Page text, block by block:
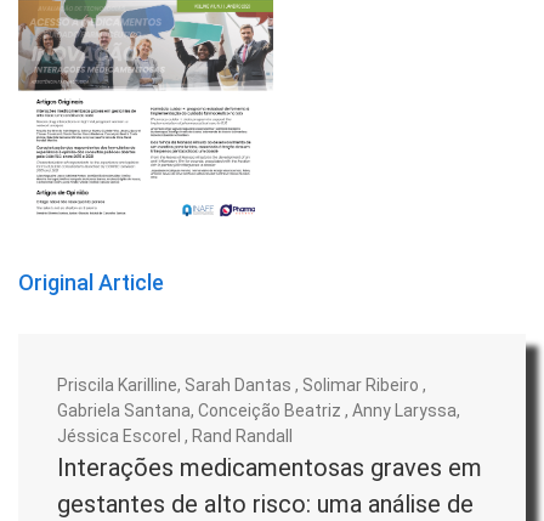
Original Article
Priscila Karilline, Sarah Dantas , Solimar Ribeiro ,
Gabriela Santana, Conceição Beatriz , Anny Laryssa,
Jéssica Escorel , Rand Randall
Interações medicamentosas graves em
gestantes de alto risco: uma análise de